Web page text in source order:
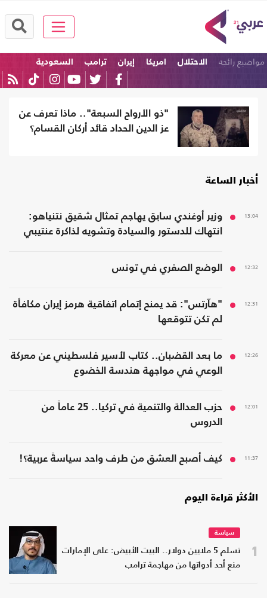
مواضيع رائجة الاحتلال امريكا إيران ترامب
السعودية
"ذو الأرواح السبعة".. ماذا تعرف عن
عز الدين الحداد قائد أركان القسام؟
أخبار الساعة
13:04
وزير أوغندي سابق يهاجم تمثال شقيق نتنياهو:
انتهاك للدستور والسيادة وتشويه لذاكرة عنتيبي
12:32 الوضع الصفري في تونس
12:31
"هآرتس": قد يمنح إتمام اتفاقية هرمز إيران مكافأة
لم تكن تتوقعها
12:26
ما بعد القضبان.. كتاب لأسير فلسطيني عن معركة
الوعي في مواجهة هندسة الخضوع
12:01
حزب العدالة والتنمية في تركيا.. 25 عاماً من
الدروس
11:37 كيف أصبح العشق من طرف واحد سياسةً عربية؟!
الأكثر قراءة اليوم
1
سياسة
تسلم 5 ملايين دولار.. البيت الأبيض: على الإمارات
منع أحد أدواتها من مهاجمة ترامب